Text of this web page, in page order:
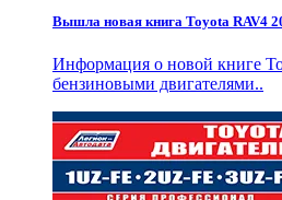
Вышла новая книга Toyota RAV4
Информация о новой книге
бензиновыми двигателями..